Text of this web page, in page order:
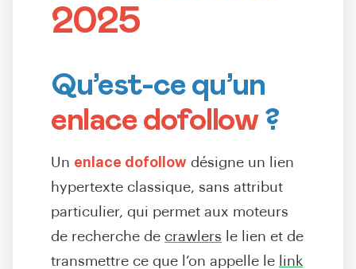
2025
Qu’est-ce qu’un
enlace dofollow?
Un enlace dofollow désigne un lien
hypertexte classique, sans attribut
particulier, qui permet aux moteurs
de recherche de crawlers le lien et de
transmettre ce que l’on appelle le
link